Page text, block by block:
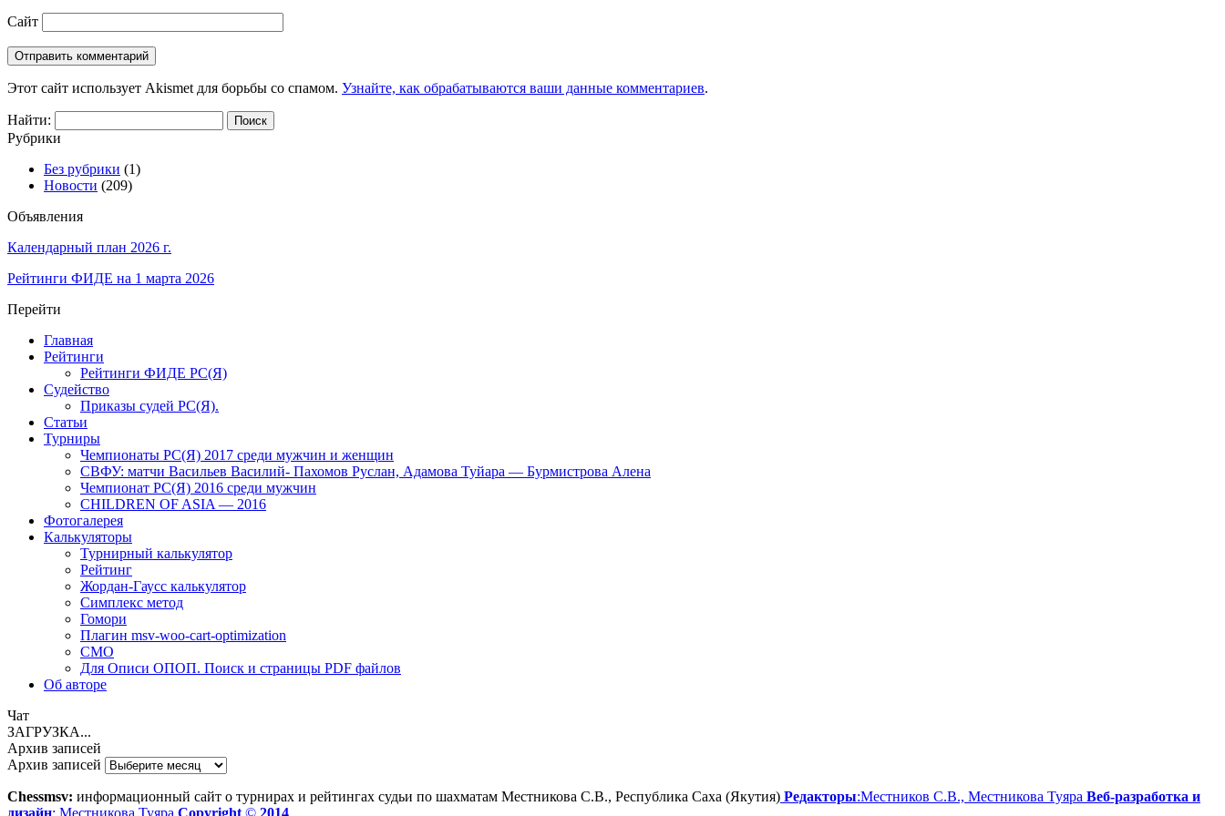
Сайт
Этот сайт использует Akismet для борьбы со спамом. Узнайте, как обрабатываются ваши данные комментариев.
Найти:
Рубрики
Без рубрики (1)
Новости (209)
Объявления
Календарный план 2026 г.
Рейтинги ФИДЕ на 1 марта 2026
Перейти
Главная
Рейтинги
Рейтинги ФИДЕ РС(Я)
Судейство
Приказы судей РС(Я).
Статьи
Турниры
Чемпионаты РС(Я) 2017 среди мужчин и женщин
СВФУ: матчи Васильев Василий- Пахомов Руслан, Адамова Туйара — Бурмистрова Алена
Чемпионат РС(Я) 2016 среди мужчин
CHILDREN OF ASIA — 2016
Фотогалерея
Калькуляторы
Турнирный калькулятор
Рейтинг
Жордан-Гаусс калькулятор
Симплекс метод
Гомори
Плагин msv-woo-cart-optimization
СМО
Для Описи ОПОП. Поиск и страницы PDF файлов
Об авторe
Чат
ЗАГРУЗКА...
Архив записей
Архив записей
Chessmsv: информационный сайт о турнирах и рейтингах судьи по шахматам Местникова С.В., Республика Саха (Якутия) Редакторы:Местников С.В., Местникова Туяра Веб-разработка и
дизайн: Местникова Туяра Copyright © 2014